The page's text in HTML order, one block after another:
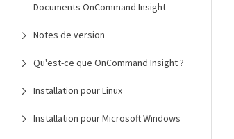
Documents OnCommand Insight
Notes de version
Qu'est-ce que OnCommand Insight ?
Installation pour Linux
Installation pour Microsoft Windows